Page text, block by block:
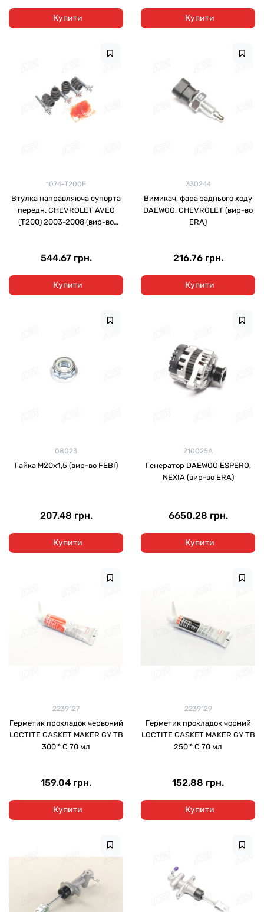
Купити Купити
1074-T200F
Втулка направляюча супорта
передн. CHEVROLET AVEO
(T200) 2003-2008 (вир-во
544.67 грн.
Купити
330244
Вимикач, фара заднього ходу
DAEWOO, CHEVROLET (вир-во
ERA)
216.76 грн.
Купити
08023
Гайка М20х1,5 (вир-во FEBI)
207.48 грн.
Купити
210025A
Генератор DAEWOO ESPERO,
NEXIA (вир-во ERA)
6650.28 грн.
Купити
2239127
Герметик прокладок червоний
LOCTITE GASKET MAKER GY TB
300 ° С 70 мл
159.04 грн.
Купити
2239129
Герметик прокладок чорний
LOCTITE GASKET MAKER GY TB
250 ° С 70 мл
152.88 грн.
Купити